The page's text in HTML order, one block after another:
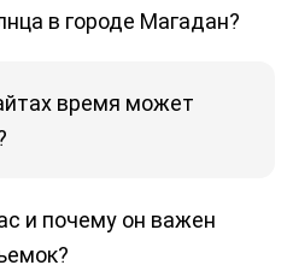
в городе Магадан?
время может
и почему он важен